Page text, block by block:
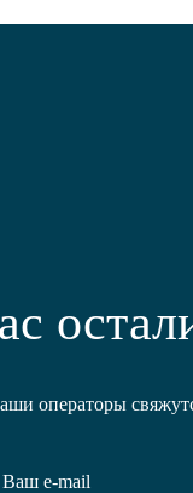
операторы
Ваш e-mail